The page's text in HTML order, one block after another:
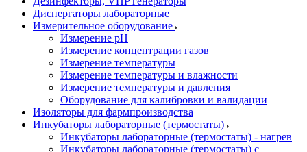
Диспергаторы лабораторные
Измерительное оборудование
Измерение pH
Измерение концентрации газов
Измерение температуры
Измерение температуры и влажности
Измерение температуры и давления
Оборудование для калибровки и валидации
Изоляторы для фармпроизводства
Инкубаторы лабораторные (термостаты)
Инкубаторы лабораторные (термостаты) - нагрев
Инкубаторы лабораторные (термостаты) с